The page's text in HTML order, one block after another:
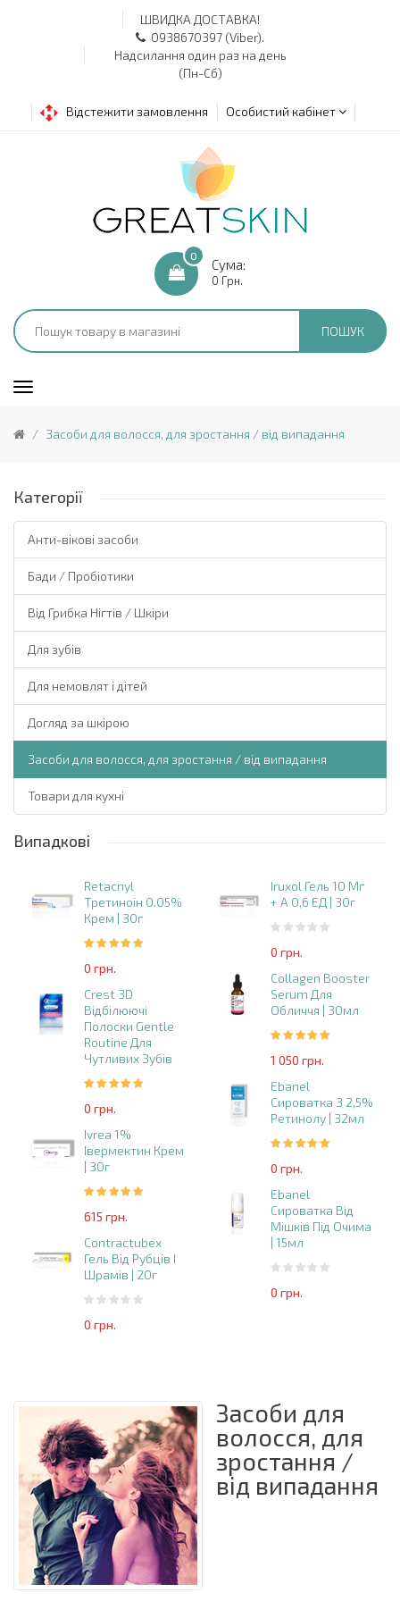
ШВИДКА ДОСТАВКА!
0938670397 (Viber).
Надсилання один раз на день
(Пн-Сб)
Відстежити замовлення Особистий кабінет
0
Сума:
0 Грн.
ПОШУК
Засоби для волосся, для зростання / від випадання
Категорії
Анти-вікові засоби
Бади / Пробіотики
Від Грибка Нігтів / Шкіри
Для зубів
Для немовлят і дітей
Догляд за шкірою
Засоби для волосся, для зростання / від випадання
Товари для кухні
Випадкові
Retacnyl
Третиноїн 0.05%
Крем | 30г
0 грн.
Crest 3D
Відбілюючі
Полоски Gentle
Routine Для
Чутливих Зубів
0 грн.
Ivrea 1%
Івермектин Крем
| 30г
615 грн.
Contractubex
Гель Від Рубців І
Шрамів | 20г
0 грн.
Iruxol Гель 10 Мг
+ А 0,6 ЕД | 30г
0 грн.
Collagen Booster
Serum Для
Обличчя | 30мл
1 050 грн.
Ebanel
Сироватка З 2,5%
Ретинолу | 32мл
0 грн.
Ebanel
Сироватка Від
Мішків Під Очима
| 15мл
0 грн.
Засоби для
волосся, для
зростання /
від випадання